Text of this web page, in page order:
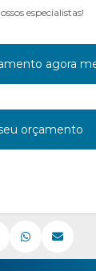
especialistas!
agora
orçamento